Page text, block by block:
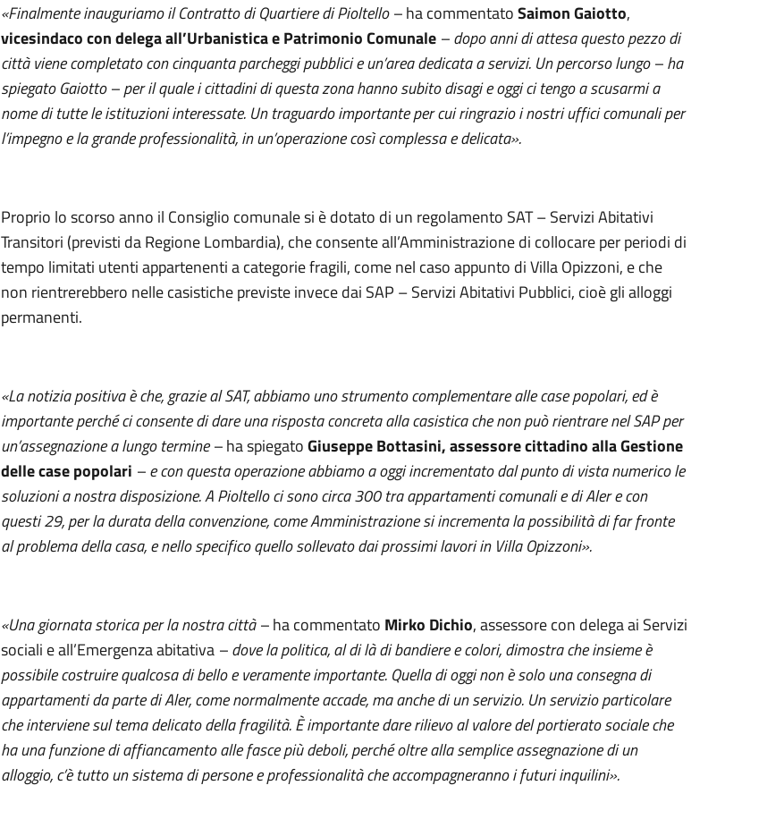
«Finalmente inauguriamo il Contratto di Quartiere di Pioltello –ha commentatoSaimon Gaiotto,
vicesindaco con delegaall’Urbanistica e Patrimonio Comunale – dopo anni di attesa questo pezzo di
città viene completato con cinquanta parcheggi pubblici e un’area dedicata a servizi. Un percorso lungo – ha
spiegato Gaiotto – per il quale i cittadini di questa zona hanno subito disagi e oggi ci tengo a scusarmi a
nome di tutte le istituzioni interessate. Un traguardo importante per cui ringrazio i nostri uffici comunali per
l’impegno e la grande professionalità, in un’operazione così complessa e delicata».
Proprio lo scorso anno il Consiglio comunale si è dotato di un regolamento SAT – Servizi Abitativi
Transitori (previsti da Regione Lombardia), che consente all’Amministrazione di collocare per periodi di
tempo limitati utenti appartenenti a categorie fragili, come nel caso appunto di Villa Opizzoni, e che
non rientrerebbero nelle casistiche previste invece dai SAP – Servizi Abitativi Pubblici, cioè gli alloggi
permanenti.
«La notizia positiva è che, grazie al SAT, abbiamo uno strumento complementare alle case popolari, ed è
importante perché ci consente di dare una risposta concreta alla casistica che non può rientrare nel SAP per
un’assegnazione a lungo termine –ha spiegatoGiuseppe Bottasini, assessorecittadinoalla Gestione
delle case popolari – e con questa operazione abbiamo a oggi incrementato dal punto di vista numerico le
soluzioni a nostra disposizione. A Pioltello ci sono circa 300 tra appartamenti comunali e di Aler e con
questi 29, per la durata della convenzione, come Amministrazione si incrementa la possibilità di far fronte
al problema della casa, e nello specifico quello sollevato dai prossimi lavori in Villa Opizzoni».
«Una giornata storica per la nostra città –ha commentato Mirko Dichio, assessore con delega ai Servizi
sociali e all’Emergenza abitativa– dove la politica, al di là di bandiere e colori, dimostra che insieme è
possibile costruire qualcosa di bello e veramente importante. Quella di oggi non è solo una consegna di
appartamenti da parte di Aler, come normalmente accade, ma anche di un servizio. Un servizio particolare
che interviene sul tema delicato della fragilità. È importante dare rilievo al valore del portierato sociale che
ha una funzione di affiancamento alle fasce più deboli, perché oltre alla semplice assegnazione di un
alloggio, c’è tutto un sistema di persone e professionalità che accompagneranno i futuri inquilini».